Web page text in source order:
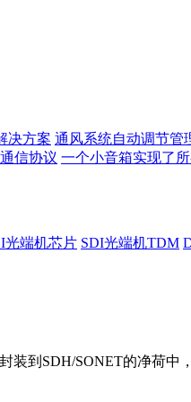
决方案 通风系统自动调节管
信协议 一个小音箱实现了
光端机芯片 SDI光端机TDM
到SDH/SONET的净荷